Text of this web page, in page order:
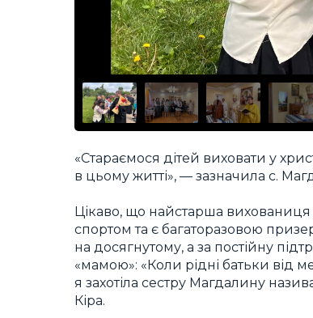
«Стараємося дітей виховати у
в цьому житті», — зазначила с.
Цікаво, що найстарша вихованиця
спортом та є багаторазовою
на досягнутому, а за постійну
«мамою»: «Коли рідні батьки від
я захотіла сестру Магдалину
Кіра.